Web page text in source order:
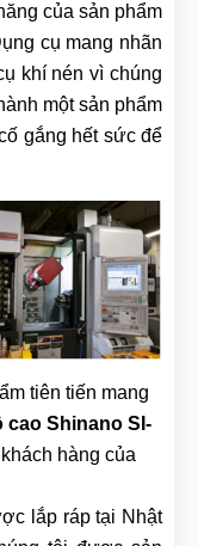
của sản phẩm
cụ mang nhãn
khí nén vì chúng
một sản phẩm
gắng hết sức để
tiên tiến mang
Shinano SI-
hàng của
lắp ráp tại Nhật